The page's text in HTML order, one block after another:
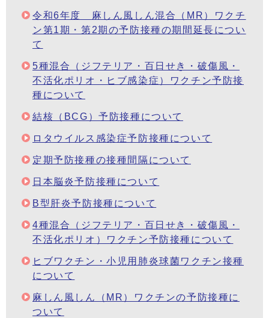
令和6年度 麻しん風しん混合（MR）ワクチ
ン第1期・第2期の予防接種の期間延長につい
て
5種混合（ジフテリア・百日せき・破傷風・
不活化ポリオ・ヒブ感染症）ワクチン予防接
種について
結核（BCG）予防接種について
ロタウイルス感染症予防接種について
定期予防接種の接種間隔について
日本脳炎予防接種について
B型肝炎予防接種について
4種混合（ジフテリア・百日せき・破傷風・
不活化ポリオ）ワクチン予防接種について
ヒブワクチン・小児用肺炎球菌ワクチン接種
について
麻しん風しん（MR）ワクチンの予防接種に
ついて